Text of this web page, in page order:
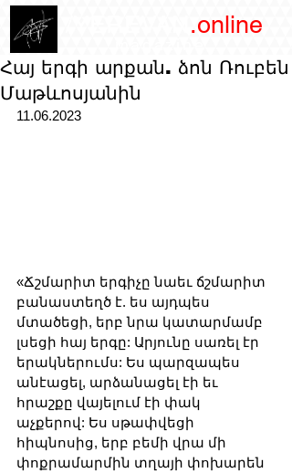
.online
Հայ երգի արքան. ձոն Ռուբեն
Մաթևոսյանին
11.06.2023
«Ճշմարիտ երգիչը նաեւ ճշմարիտ
բանաստեղծ է. ես այդպես
մտածեցի, երբ նրա կատարմամբ
լսեցի հայ երգը: Արյունը սառել էր
երակներումս: Ես պարզապես
անէացել, արձանացել էի եւ
հրաշքը վայելում էի փակ
աչքերով: Ես սթափվեցի
հիպնոսից, երբ բեմի վրա մի
փոքրամարմին տղայի փոխարեն